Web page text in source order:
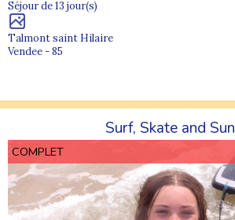
Séjour de 13 jour(s)
Talmont saint Hilaire
Vendee - 85
Surf, Skate and Sun
COMPLET